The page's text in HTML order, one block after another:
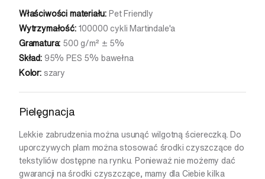
Właściwości materiału: Pet Friendly
Wytrzymałość: 100000 cykli Martindale'a
Gramatura: 500 g/m² ± 5%
Skład: 95% PES 5% bawełna
Kolor: szary
Pielęgnacja
Lekkie zabrudzenia można usunąć wilgotną ściereczką. Do
uporczywych plam można stosować środki czyszczące do
tekstyliów dostępne na rynku. Ponieważ nie możemy dać
gwarancji na środki czyszczące, mamy dla Ciebie kilka